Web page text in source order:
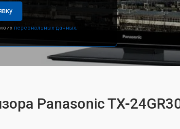
персональных данных.
Panasonic TX-